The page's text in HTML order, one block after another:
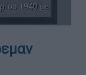
1940 με